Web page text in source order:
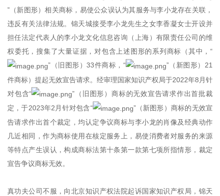
”（新图形）相关商标，易使公众误认为其服务与李小龙存在关联，
违反有关法律法规。锦天城接受李小龙先生之女李香凝女士开设并
担任法定代表人的李小龙文化信息咨询（上海）有限责任公司的维
权委托，搜集了大量证据，对包含上述图形的系列商标（其中，“
”（旧图形）33件商标，“
”（新图形）21
件商标）提起无效宣告请求。经审理国家知识产权局于2022年8月针
对包含“
”（旧图形）商标的无效宣告请求作出首批裁
定，于2023年2月针对包含“
”（新图形）商标的无效宣
告请求作出首个裁定，均认定争议商标与李小龙的肖像及经典动作
几近相同，作为商标使用在核定服务上，易使消费者对服务的来源
等特点产生误认，构成商标法第十条第一款第七项所指情形，裁定
宣告争议商标无效。
真功夫公司不服，向北京知识产权法院起诉国家知识产权局，锦天